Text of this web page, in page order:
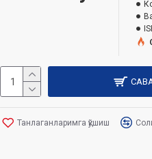
Танлаганларимга қўшиш